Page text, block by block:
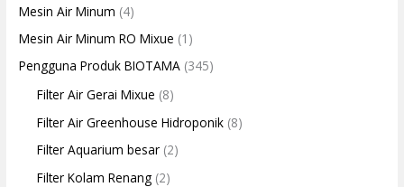
Mesin Air Minum (4)
Mesin Air Minum RO Mixue (1)
Pengguna Produk BIOTAMA (345)
Filter Air Gerai Mixue (8)
Filter Air Greenhouse Hidroponik (8)
Filter Aquarium besar (2)
Filter Kolam Renang (2)